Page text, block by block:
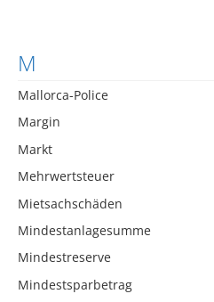
M
Mallorca-Police
Margin
Markt
Mehrwertsteuer
Mietsachschäden
Mindestanlagesumme
Mindestreserve
Mindestsparbetrag